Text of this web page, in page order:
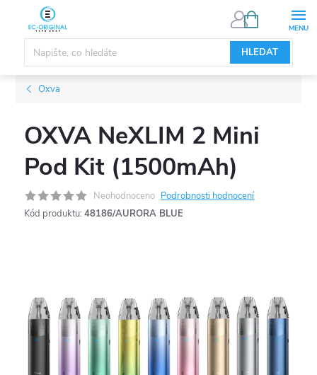
obsah
HLEDAT
NÁKUPNÍ
Oxva
OXVA NeXLIM 2 Mini
Pod Kit (1500mAh)
Neohodnoceno Podrobnosti hodnocení
Kód produktu: 48186/AURORA BLUE